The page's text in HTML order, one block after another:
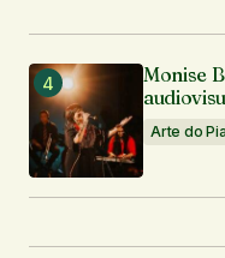
Monise
Arte do